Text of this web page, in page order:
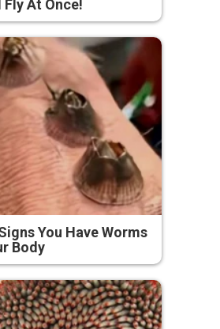
Fly At Once!
You Have Worms
Body